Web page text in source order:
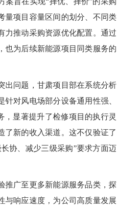
量项目容量区间的划分、不同类
力推动采购资源优化配置。通过
也为后续新能源项目同类服务的
问题，甘肃项目部在系统分析
对风电场部分设备通用性强、
，显著提升了检修项目的执行灵
了新的收入渠道。这不仅验证了
协、减少三级采购”要求方面迈
广至更多新能源服务品类，探
与响应速度，为公司高质量发展